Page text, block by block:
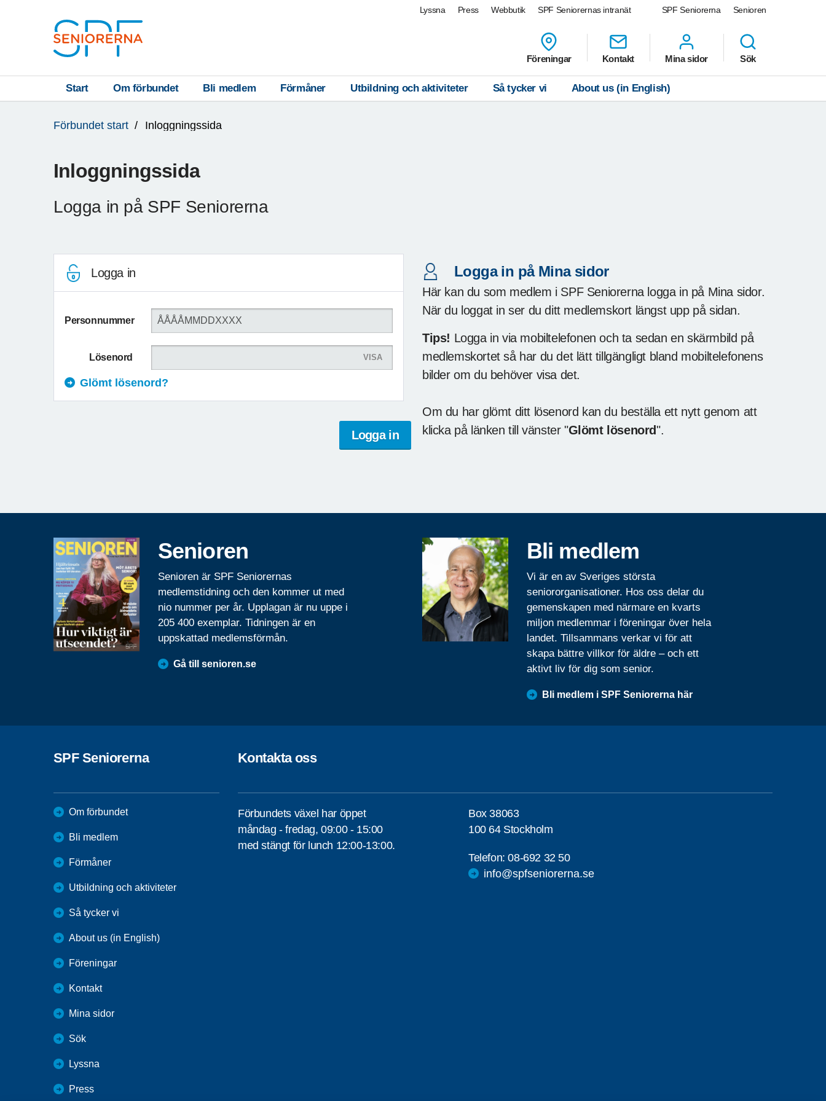
SPF Seniorerna Senioren
Lyssna Press Webbutik SPF Seniorernas intranät
T
Föreningar Kontakt Mina sidor Sök
Start Om förbundet Bli medlem Förmåner Utbildning och aktiviteter Så tycker vi About us (in English)
är
Förbundet start Inloggningssida
Inloggningssida
Logga in på SPF Seniorerna
Logga in
Personnummer
Lösenord VISA
Glömt lösenord?
Logga in på Mina sidor
Här kan du som medlem i SPF Seniorerna logga in på Mina sidor.
När du loggat in ser du ditt medlemskort längst upp på sidan.
Tips! Logga in via mobiltelefonen och ta sedan en skärmbild på
medlemskortet så har du det lätt tillgängligt bland mobiltelefonens
bilder om du behöver visa det.
Om du har glömt ditt lösenord kan du beställa ett nytt genom att
klicka på länken till vänster "Glömt lösenord".
Senioren
Senioren är SPF Seniorernas
medlemstidning och den kommer ut med
nio nummer per år. Upplagan är nu uppe i
205 400 exemplar. Tidningen är en
uppskattad medlemsförmån.
Gå till senioren.se
Bli medlem
Vi är en av Sveriges största
seniororganisationer. Hos oss delar du
gemenskapen med närmare en kvarts
miljon medlemmar i föreningar över hela
landet. Tillsammans verkar vi för att
skapa bättre villkor för äldre – och ett
aktivt liv för dig som senior.
Bli medlem i SPF Seniorerna här
SPF Seniorerna
Om förbundet
Bli medlem
Förmåner
Utbildning och aktiviteter
Så tycker vi
About us (in English)
Föreningar
Kontakt
Mina sidor
Sök
Lyssna
Press
Kontakta oss
Förbundets växel har öppet
måndag - fredag, 09:00 - 15:00
med stängt för lunch 12:00-13:00.
Box 38063
100 64 Stockholm
Telefon:08-692 32 50
info@spfseniorerna.se